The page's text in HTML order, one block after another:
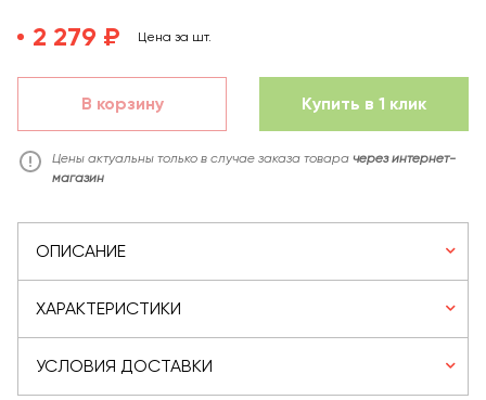
2 279 ₽ Цена за шт.
В корзину Купить в 1 клик
Цены актуальны только в случае заказа товара через интернет-
магазин
ОПИСАНИЕ
ХАРАКТЕРИСТИКИ
УСЛОВИЯ ДОСТАВКИ